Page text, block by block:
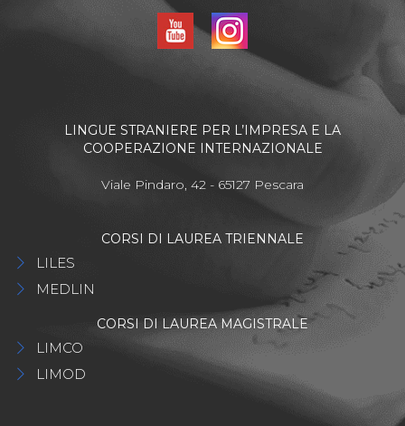
LINGUE STRANIERE PER L’IMPRESA E LA
COOPERAZIONE INTERNAZIONALE
Viale Pindaro, 42 - 65127 Pescara
CORSI DI LAUREA TRIENNALE
LILES
MEDLIN
CORSI DI LAUREA MAGISTRALE
LIMCO
LIMOD